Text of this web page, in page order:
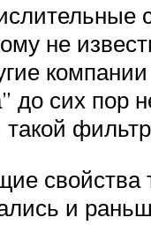
не
до сих пор
свойства
и